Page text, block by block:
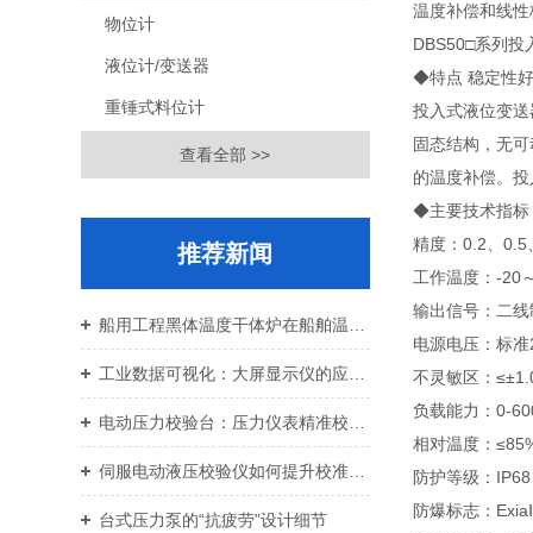
物位计
液位计/变送器
重锤式料位计
查看全部 >>
推荐新闻
伺服电动液压校验仪如何提升校准效率与重复性
台式压力泵的“抗疲劳”设计细节
温度补偿和线
DBS50□系列投
◆特点 稳定性
投入式液位变
固态结构，无
的温度补偿。
◆主要技术指标
精度：0.2、0.5
工作温度：-20
输出信号：二
电源电压：标
不灵敏区：
负载能力：0-
相对温度：
防护等级：IP68
防爆标志：